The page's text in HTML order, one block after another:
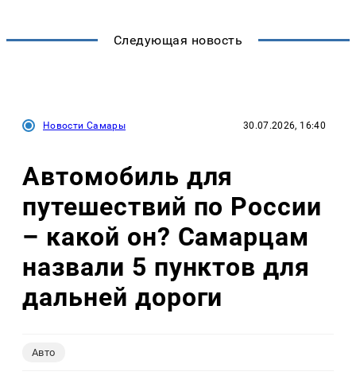
Следующая новость
Новости Самары 30.07.2026, 16:40
Автомобиль для
путешествий по России
– какой он? Самарцам
назвали 5 пунктов для
дальней дороги
Авто